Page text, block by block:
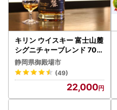
キリン ウイスキー 富士山麓
シグニチャーブレンド 700
ml◇ | ウイスキー 洋酒
静岡県御殿場市
(49)
22,000